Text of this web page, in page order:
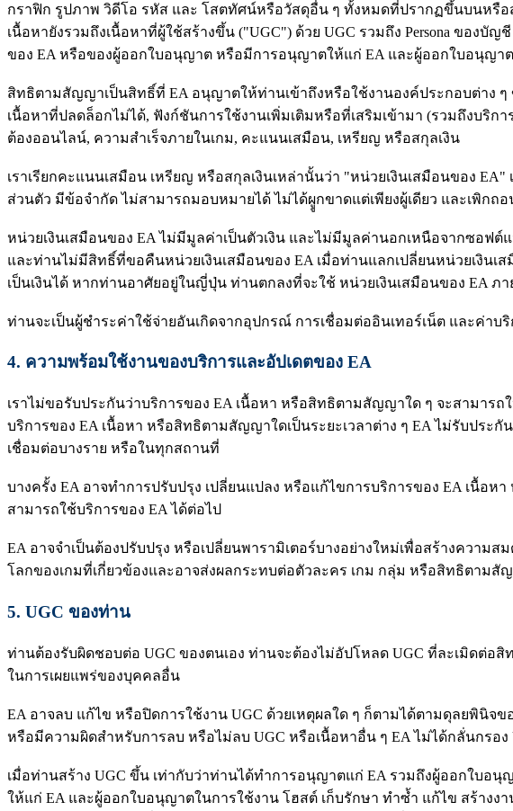
กราฟิก รูปภาพ วิดีโอ รหัส และ โสตทัศน์หรือวัสดุอื่น ๆ ทั้งหมดที่ปรากฏขึ้นบนหรื
เนื้อหายังรวมถึงเนื้อหาที่ผู้ใช้สร้างขึ้น ("UGC") ด้วย UGC รวมถึง Persona ของ
ของ EA หรือของผู้ออกใบอนุญาต หรือมีการอนุญาตให้แก่ EA และผู้ออกใบอนุญา
สิทธิตามสัญญาเป็นสิทธิ์ที่ EA อนุญาตให้ท่านเข้าถึงหรือใช้งานองค์ประกอบต่าง
เนื้อหาที่ปลดล็อกไม่ได้, ฟังก์ชันการใช้งานเพิ่มเติมหรือที่เสริมเข้ามา (รวมถึงบริ
ต้องออนไลน์, ความสำเร็จภายในเกม, คะแนนเสมือน, เหรียญ หรือสกุลเงิน
เราเรียกคะแนนเสมือน เหรียญ หรือสกุลเงินเหล่านั้นว่า "หน่วยเงินเสมือนของ
ส่วนตัว มีข้อจำกัด ไม่สามารถมอบหมายได้ ไม่ได้ผููกขาดแต่เพียงผู้เดียว และเพิก
หน่วยเงินเสมือนของ EA ไม่มีมูลค่าเป็นตัวเงิน และไม่มีมูลค่านอกเหนือจากซอฟต์
และท่านไม่มีสิทธิ์ที่ขอคืนหน่วยเงินเสมือนของ EA เมื่อท่านแลกเปลี่ยนหน่วยเงิน
เป็นเงินได้ หากท่านอาศัยอยู่ในญี่ปุ่น ท่านตกลงที่จะใช้ หน่วยเงินเสมือนของ EA ภ
ท่านจะเป็นผู้ชำระค่าใช้จ่ายอันเกิดจากอุปกรณ์ การเชื่อมต่ออินเทอร์เน็ต และค่าบริ
4. ความพร้อมใช้งานของบริการและอัปเดตของ EA
เราไม่ขอรับประกันว่าบริการของ EA เนื้อหา หรือสิทธิตามสัญญาใด ๆ จะสามาร
บริการของ EA เนื้อหา หรือสิทธิตามสัญญาใดเป็นระยะเวลาต่าง ๆ EA ไม่รับประ
เชื่อมต่อบางราย หรือในทุกสถานที่
บางครั้ง EA อาจทำการปรับปรุง เปลี่ยนแปลง หรือแก้ไขการบริการของ EA เนื้อ
สามารถใช้บริการของ EA ได้ต่อไป
EA อาจจำเป็นต้องปรับปรุง หรือเปลี่ยนพารามิเตอร์บางอย่างใหม่เพื่อสร้างความ
โลกของเกมที่เกี่ยวข้องและอาจส่งผลกระทบต่อตัวละคร เกม กลุ่ม หรือสิทธิตาม
5. UGC ของท่าน
ท่านต้องรับผิดชอบต่อ UGC ของตนเอง ท่านจะต้องไม่อัปโหลด UGC ที่ละเมิด
ในการเผยแพร่ของบุคคลอื่น
EA อาจลบ แก้ไข หรือปิดการใช้งาน UGC ด้วยเหตุผลใด ๆ ก็ตามได้ตามดุลยพินิจ
หรือมีความผิดสำหรับการลบ หรือไม่ลบ UGC หรือเนื้อหาอื่น ๆ EA ไม่ได้กลั่นกรอ
เมื่อท่านสร้าง UGC ขึ้น เท่ากับว่าท่านได้ทำการอนุญาตแก่ EA รวมถึงผู้ออกใบอ
ให้แก่ EA และผู้ออกใบอนุญาตในการใช้งาน โฮสต์ เก็บรักษา ทำซ้ำ แก้ไข สร้างง